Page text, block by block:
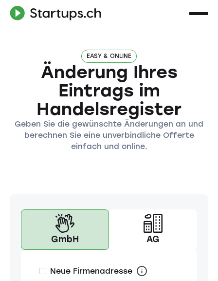
EASY & ONLINE
Änderung Ihres
Eintrags im
Handelsregister
Geben Sie die gewünschte Änderungen an und
berechnen Sie eine unverbindliche Offerte
einfach und online.
GmbH AG
Neue Firmenadresse